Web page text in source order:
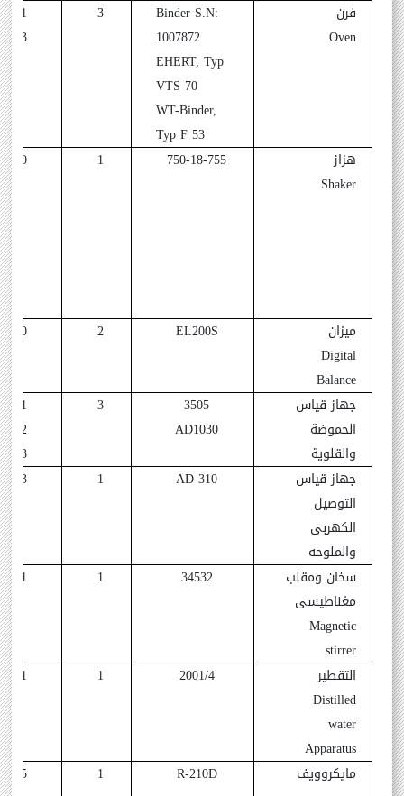
فرن
Oven
Binder S.N:
1007872
EHERT, Typ
VTS 70
WT-Binder,
Typ F 53
3
1991
2013
هزاز
Shaker
750-18-755
1
2000
ميزان
Digital
Balance
EL200S
2
2010
جهاز قياس
الحموضة
والقلوية
3505
AD1030
3
1991
2012
2013
جهاز قياس
التوصيل
الكهربى
والملوحه
AD 310
1
2013
سخان ومقلب
مغناطيسى
Magnetic
stirrer
34532
1
1991
التقطير
Distilled
water
Apparatus
2001/4
1
1991
مايكروويف R-210D
1
2005